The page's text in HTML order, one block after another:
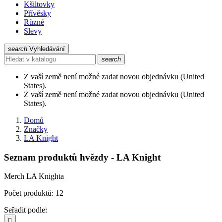
Kšiltovky
Přívěsky
Různé
Slevy
search Vyhledávání
search
Z vaší země není možné zadat novou objednávku (United
States).
Z vaší země není možné zadat novou objednávku (United
States).
Domů
Značky
LA Knight
Seznam produktů hvězdy - LA Knight
Merch LA Knighta
Počet produktů: 12
Seřadit podle: